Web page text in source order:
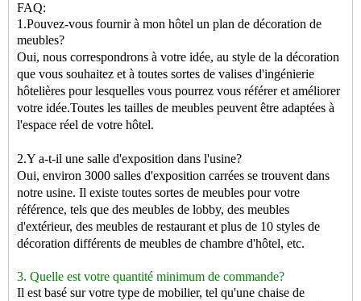
FAQ:
1.Pouvez-vous fournir à mon hôtel un plan de décoration de
meubles?
Oui, nous correspondrons à votre idée, au style de la décoration
que vous souhaitez et à toutes sortes de valises d'ingénierie
hôtelières pour lesquelles vous pourrez vous référer et améliorer
votre idée.Toutes les tailles de meubles peuvent être adaptées à
l'espace réel de votre hôtel.
2.Y a-t-il une salle d'exposition dans l'usine?
Oui, environ 3000 salles d'exposition carrées se trouvent dans
notre usine. Il existe toutes sortes de meubles pour votre
référence, tels que des meubles de lobby, des meubles
d'extérieur, des meubles de restaurant et plus de 10 styles de
décoration différents de meubles de chambre d'hôtel, etc.
3. Quelle est votre quantité minimum de commande?
Il est basé sur votre type de mobilier, tel qu'une chaise de